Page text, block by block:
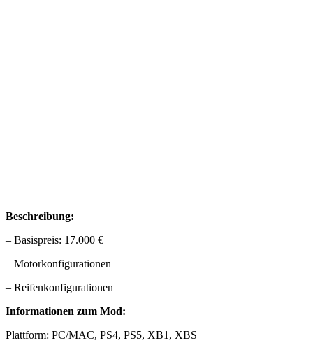
Beschreibung:
– Basispreis: 17.000 €
– Motorkonfigurationen
– Reifenkonfigurationen
Informationen zum Mod:
Plattform: PC/MAC, PS4, PS5, XB1, XBS